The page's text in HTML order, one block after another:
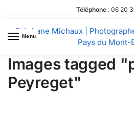
Téléphone: 06 20
Menu
Stéphane Michaux |
Pays du Mont-
Images tagged
Peyreget"